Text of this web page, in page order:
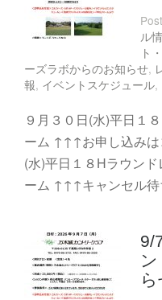
ル
ト
ーズラボからのお知らせ,
報, イベントスケジュール,
９月３０日(水)平日１
ーム ↑↑↑お申し込み
(水)平日１８Hラウン
ーム ↑↑↑キャンセル
9/
ら